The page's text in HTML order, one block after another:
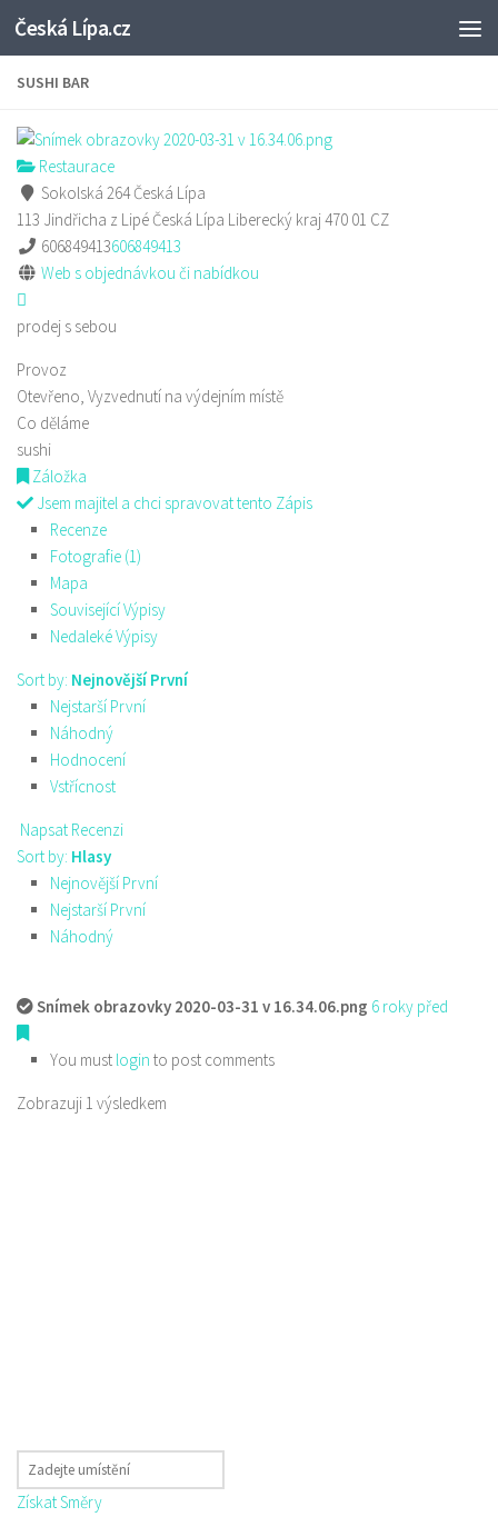
Skip to content
Česká Lípa.cz
SUSHI BAR
Restaurace
Sokolská 264 Česká Lípa
113 Jindřicha z Lipé Česká Lípa Liberecký kraj470 01 CZ
606849413606849413
Web s objednávkou či nabídkou
prodej s sebou
Provoz
Otevřeno, Vyzvednutí na výdejním místě
Co děláme
sushi
Záložka
Jsem majitel a chci spravovat tento Zápis
Recenze
Fotografie (1)
Mapa
Související Výpisy
Nedaleké Výpisy
Sort by: Nejnovější První
Nejstarší První
Náhodný
Hodnocení
Vstřícnost
Napsat Recenzi
Sort by: Hlasy
Nejnovější První
Nejstarší První
Náhodný
Snímek obrazovky 2020-03-31 v 16.34.06.png 6 roky před
You must login to post comments
Zobrazuji 1 výsledkem
Získat Směry